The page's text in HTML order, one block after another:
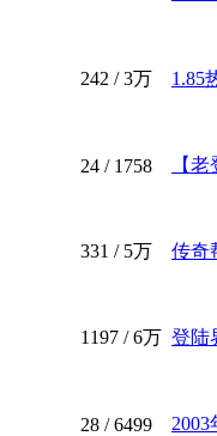
242 /3万 1.85
24 / 1758 【
331 / 5万 传奇
1197 /6万 登陆
28 / 6499